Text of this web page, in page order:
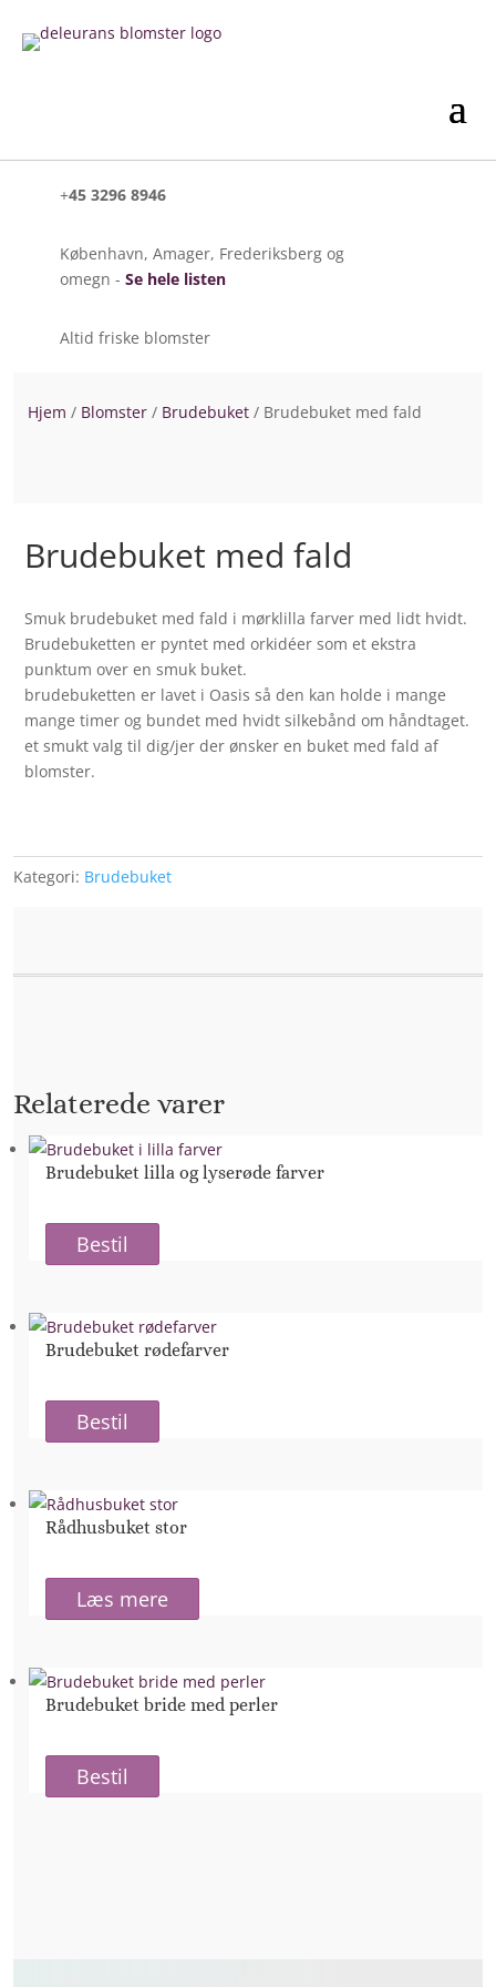
+45 3296 8946
København, Amager, Frederiksberg og
omegn - Se hele listen
Altid friske blomster
Hjem / Blomster / Brudebuket / Brudebuket med fald
Brudebuket med fald
Smuk brudebuket med fald i mørklilla farver med lidt hvidt.
Brudebuketten er pyntet med orkidéer som et ekstra
punktum over en smuk buket.
brudebuketten er lavet i Oasis så den kan holde i mange
mange timer og bundet med hvidt silkebånd om håndtaget.
et smukt valg til dig/jer der ønsker en buket med fald af
blomster.
Kategori: Brudebuket
Relaterede varer
Brudebuket lilla og lyserøde farver
Bestil
Brudebuket rødefarver
Bestil
Rådhusbuket stor
Læs mere
Brudebuket bride med perler
Bestil